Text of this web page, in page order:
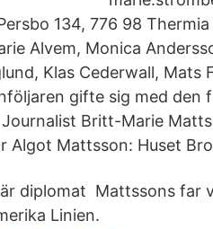
134, 776 98
Alvem, Monica
Klas Cederwall, Mats
gifte sig med den
Britt-Marie
Algot Mattsson: Huset
är diplomat Mattssons far
Linien.